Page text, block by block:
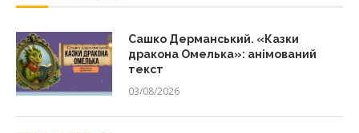
Сашко Дерманський. «Казки
дракона Омелька»: анімований
текст
03/08/2026